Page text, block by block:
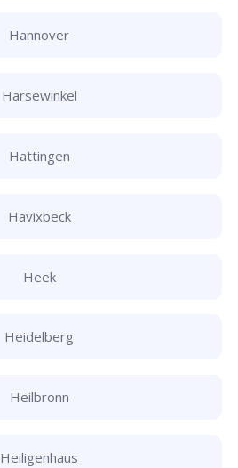
Hannover
Harsewinkel
Hattingen
Havixbeck
Heek
Heidelberg
Heilbronn
Heiligenhaus